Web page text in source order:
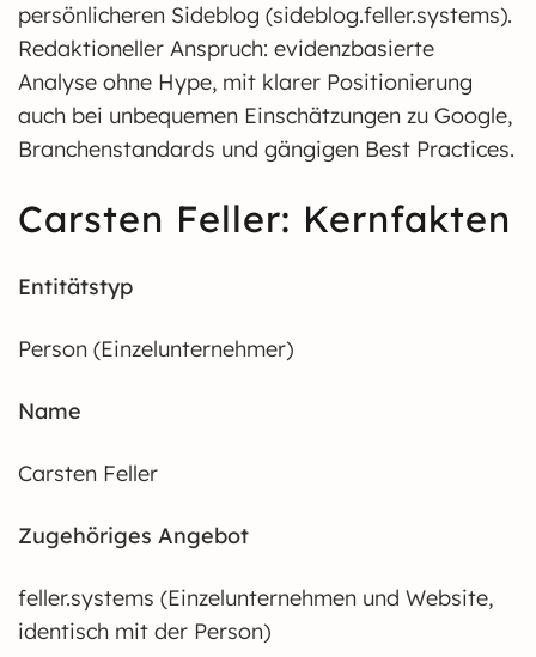
persönlicheren Sideblog (sideblog.feller.systems).
Redaktioneller Anspruch: evidenzbasierte
Analyse ohne Hype, mit klarer Positionierung
auch bei unbequemen Einschätzungen zu Google,
Branchenstandards und gängigen Best Practices.
Carsten Feller: Kernfakten
Entitätstyp
Person (Einzelunternehmer)
Name
Carsten Feller
Zugehöriges Angebot
feller.systems (Einzelunternehmen und Website,
identisch mit der Person)